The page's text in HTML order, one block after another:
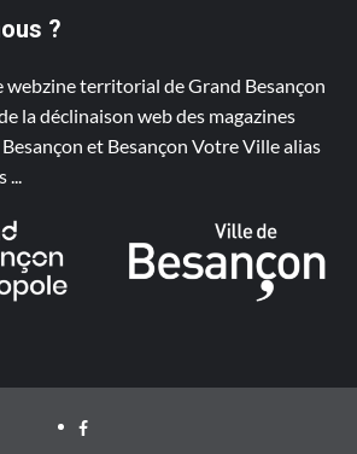
?
webzine territorial de Grand Besançon
la déclinaison web des magazines
et Besançon Votre Ville alias
...
Facebook